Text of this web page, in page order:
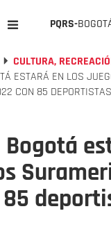
PQRS-
CULTURA,
ESTARÁ EN LOS
CON 85 DEPORTISTAS
Bogotá
85